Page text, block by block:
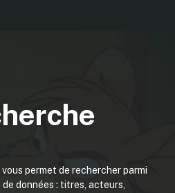
permet de rechercher parmi
données : titres, acteurs,